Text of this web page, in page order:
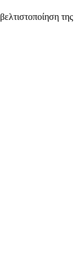
της